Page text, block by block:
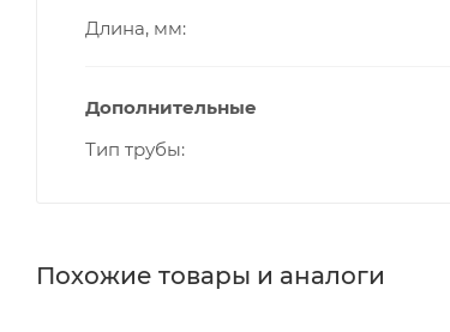
Длина, мм
Дополнительные
Тип трубы
Похожие товары и аналоги